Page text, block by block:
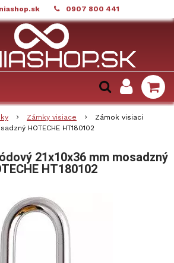
0907 800 441
Zámky visiace
Zámok visiaci
HOTECHE HT180102
21x10x36 mm mosadzný
HT180102